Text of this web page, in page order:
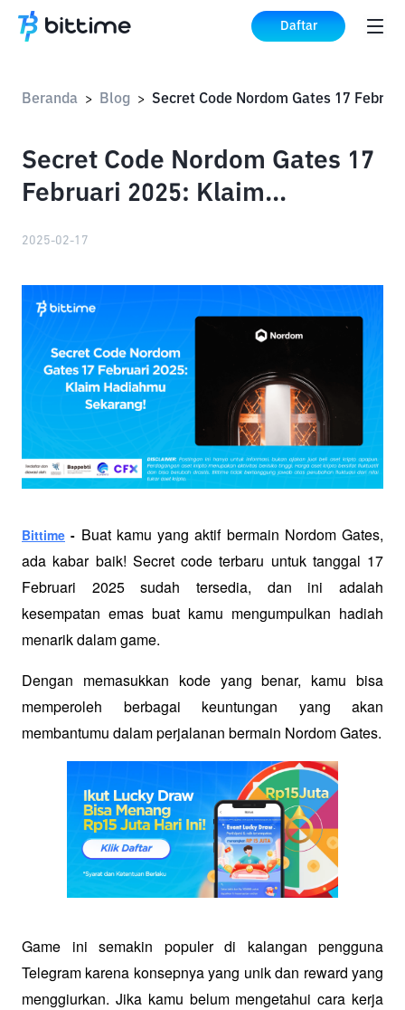
Daftar
Beranda > Blog >
Secret Code Nordom Gates 17
Februari 2025: Klaim
2025-02-17
Bittime - Buat kamu yang aktif bermain Nordom Gates,
ada kabar baik! Secret code terbaru untuk tanggal 17
Februari 2025 sudah tersedia, dan ini adalah
kesempatan emas buat kamu mengumpulkan hadiah
menarik dalam game.
Dengan memasukkan kode yang benar, kamu bisa
memperoleh berbagai keuntungan yang akan
membantumu dalam perjalanan bermain Nordom Gates.
Game ini semakin populer di kalangan pengguna
Telegram karena konsepnya yang unik dan reward yang
menggiurkan. Jika kamu belum mengetahui cara kerja